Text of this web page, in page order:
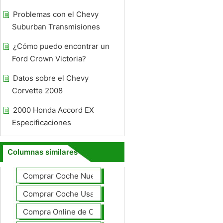
Problemas con el Chevy
Suburban Transmisiones
¿Cómo puedo encontrar un
Ford Crown Victoria?
Datos sobre el Chevy
Corvette 2008
2000 Honda Accord EX
Especificaciones
Columnas similares
Comprar Coche Nuevo
Comprar Coche Usado
Compra Online de Coches